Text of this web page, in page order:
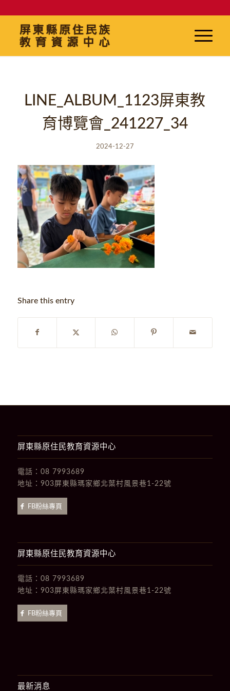
LINE_ALBUM_1123屏東教
育博覽會_241227_34
2024-12-27
Share this entry
屏東縣原住民教育資源中心
電話： 08 7993689
地址： 903屏東縣瑪家鄉北葉村風景巷1-22號
FB粉絲專頁
屏東縣原住民教育資源中心
電話： 08 7993689
地址： 903屏東縣瑪家鄉北葉村風景巷1-22號
FB粉絲專頁
最新消息